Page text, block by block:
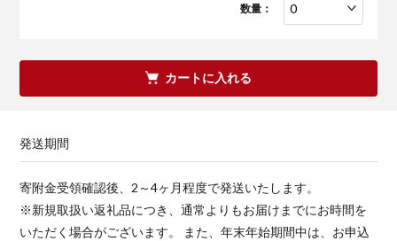
数量：
カートに入れる
発送期間
寄附金受領確認後、2～4ヶ月程度で発送いたします。
※新規取扱い返礼品につき、通常よりもお届けまでにお時間を
いただく場合がございます。 また、年末年始期間中は、お申込